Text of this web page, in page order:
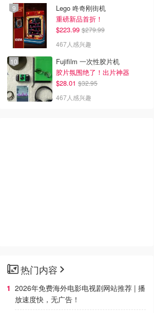
Lego 咚奇刚街机
重磅新品首折！
$223.99 $279.99
467人感兴趣
Fujifilm 一次性胶片机
胶片氛围绝了！出片神器
$28.01 $32.95
467人感兴趣
热门内容
2026年免费海外电影电视剧网站推荐 | 播
放速度快，无广告！